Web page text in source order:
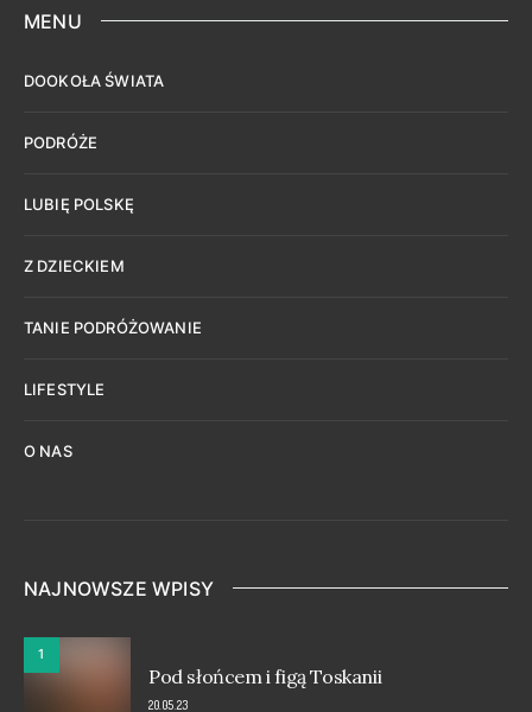
MENU
DOOKOŁA ŚWIATA
PODRÓŻE
LUBIĘ POLSKĘ
Z DZIECKIEM
TANIE PODRÓŻOWANIE
LIFESTYLE
O NAS
NAJNOWSZE WPISY
1
Pod słońcem i figą Toskanii
20.05.23